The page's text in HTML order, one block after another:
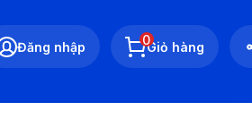
Đăng nhập 0Giỏ hàng